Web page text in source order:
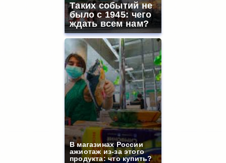
Таких событий не
было с 1945: чего
ждать всем нам?
В магазинах России
ажиотаж из-за этого
продукта: что купить?